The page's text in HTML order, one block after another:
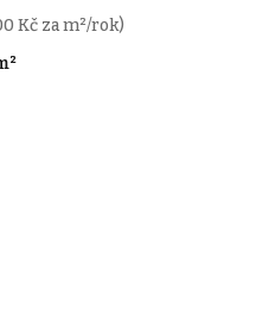
Kč za m²/rok)